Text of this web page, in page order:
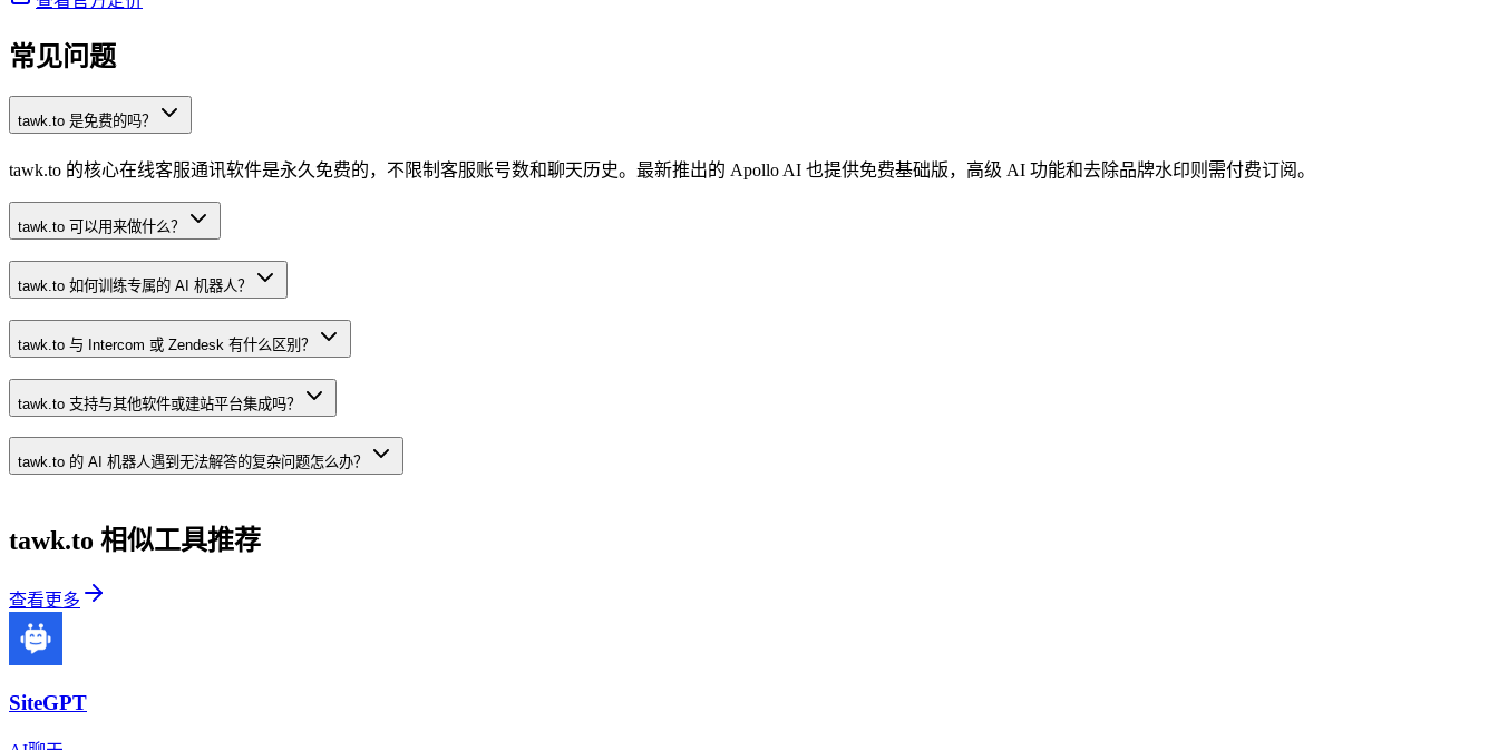
常见问题
tawk.to 是免费的吗？
tawk.to 的核心在线客服通讯软件是永久免费的，不限制客服账号数和聊天历史。最新推出的 Apollo AI 也提供免费基础版，高级 AI 功能和去除品牌水印则需付费订阅。
tawk.to 可以用来做什么？
tawk.to 如何训练专属的 AI 机器人？
tawk.to 与 Intercom 或 Zendesk 有什么区别？
tawk.to 支持与其他软件或建站平台集成吗？
tawk.to 的 AI 机器人遇到无法解答的复杂问题怎么办？
tawk.to 相似工具推荐
查看更多
SiteGPT